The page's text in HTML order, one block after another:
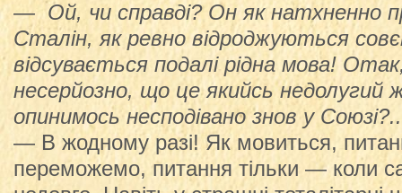
— Ой, чи справді? Он як натхненно
Сталін, як ревно відроджуються
відсувається подалі рідна мова!
несерйозно, що це якийсь недолугий
опинимось несподівано знов у Союзі?..
— В жодному разі! Як мовиться,
переможемо, питання тільки — коли